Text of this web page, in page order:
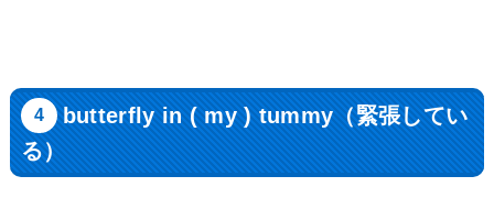
butterfly in ( my ) tummy（緊張してい
る）